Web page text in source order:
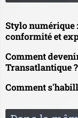
Stylo numérique
conformité et
Comment
Transatlantique ?
Comment